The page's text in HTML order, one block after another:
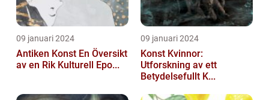
09 januari 2024
Antiken Konst En Översikt
av en Rik Kulturell Epo...
09 januari 2024
Konst Kvinnor:
Utforskning av ett
Betydelsefullt K...